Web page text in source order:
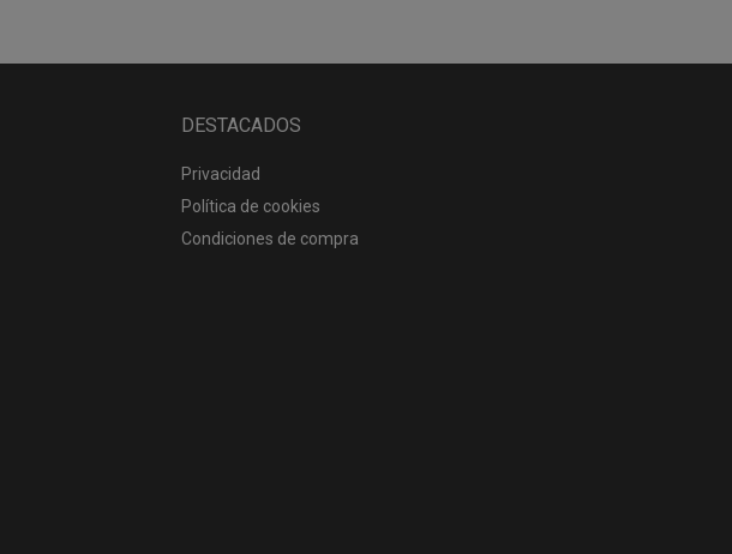
DESTACADOS
Privacidad
Política de cookies
Condiciones de compra